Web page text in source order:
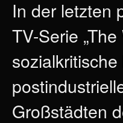
In der letzten
TV-Serie
Großstädten